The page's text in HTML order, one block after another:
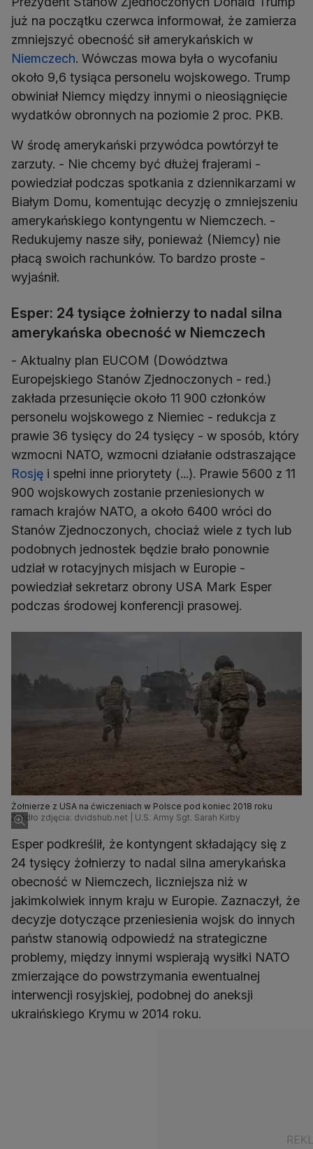
już na początku czerwca informował, że zamierza
zmniejszyć obecność sił amerykańskich w
Niemczech. Wówczas mowa była o wycofaniu
około 9,6 tysiąca personelu wojskowego. Trump
obwiniał Niemcy między innymi o nieosiągnięcie
wydatków obronnych na poziomie 2 proc. PKB.
W środę amerykański przywódca powtórzył te
zarzuty. - Nie chcemy być dłużej frajerami -
powiedział podczas spotkania z dziennikarzami w
Białym Domu, komentując decyzję o zmniejszeniu
amerykańskiego kontyngentu w Niemczech. -
Redukujemy nasze siły, ponieważ (Niemcy) nie
płacą swoich rachunków. To bardzo proste -
wyjaśnił.
Esper: 24 tysiące żołnierzy to nadal silna
amerykańska obecność w Niemczech
- Aktualny plan EUCOM (Dowództwa
Europejskiego Stanów Zjednoczonych - red.)
zakłada przesunięcie około 11 900 członków
personelu wojskowego z Niemiec - redukcja z
prawie 36 tysięcy do 24 tysięcy - w sposób, który
wzmocni NATO, wzmocni działanie odstraszające
Rosję i spełni inne priorytety (...). Prawie 5600 z 11
900 wojskowych zostanie przeniesionych w
ramach krajów NATO, a około 6400 wróci do
Stanów Zjednoczonych, chociaż wiele z tych lub
podobnych jednostek będzie brało ponownie
udział w rotacyjnych misjach w Europie -
powiedział sekretarz obrony USA Mark Esper
podczas środowej konferencji prasowej.
Żołnierze z USA na ćwiczeniach w Polsce pod koniec 2018 roku
Źródło zdjęcia: dvidshub.net | U.S. Army Sgt. Sarah Kirby
Esper podkreślił, że kontyngent składający się z
24 tysięcy żołnierzy to nadal silna amerykańska
obecność w Niemczech, liczniejsza niż w
jakimkolwiek innym kraju w Europie. Zaznaczył, że
decyzje dotyczące przeniesienia wojsk do innych
państw stanowią odpowiedź na strategiczne
problemy, między innymi wspierają wysiłki NATO
zmierzające do powstrzymania ewentualnej
interwencji rosyjskiej, podobnej do aneksji
ukraińskiego Krymu w 2014 roku.